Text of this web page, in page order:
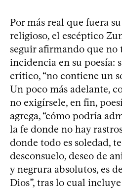
Por más real que fuera
religioso, el escéptico
seguir afirmando que
incidencia en su poesía:
crítico, “no contiene un
Un poco más adelante,
no exigírsele, en fin,
agrega, “cómo podría
la fe donde no hay
donde todo es soledad,
desconsuelo, deseo de
y negrura absolutos, es
Dios”, tras lo cual